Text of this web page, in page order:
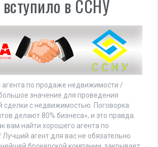
в ССНУ
агента по продаже недвижимости /
значение для проведения
сделки с недвижимостью. Поговорка:
делают 80% бизнеса», и это правда.
вам найти хорошего агента по
агент для вас не обязательно